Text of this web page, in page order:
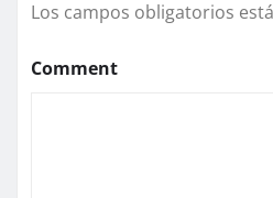
Los campos obligatorios
Comment